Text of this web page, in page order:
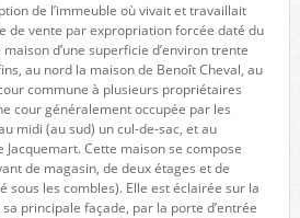
de l’immeuble où vivait et travaillait
de vente par expropriation forcée daté du
d’une superficie d’environ trente
au nord la maison de Benoît Cheval, au
commune à plusieurs propriétaires
cour généralement occupée par les
midi (au sud) un cul-de-sac, et au
Jacquemart. Cette maison se compose
de magasin, de deux étages et de
sous les combles). Elle est éclairée sur la
principale façade, par la porte d’entrée